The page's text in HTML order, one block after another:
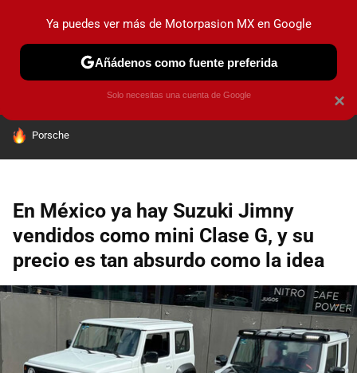
PRUEBAS INDUSTRIA HOY NO CIRCULA
HOY SE HABLA DE
Porsche
En México ya hay Suzuki Jimny
vendidos como mini Clase G, y su
precio es tan absurdo como la idea
×
Ya puedes ver más de Motorpasion MX en Google
Añádenos como fuente preferida
Solo necesitas una cuenta de Google